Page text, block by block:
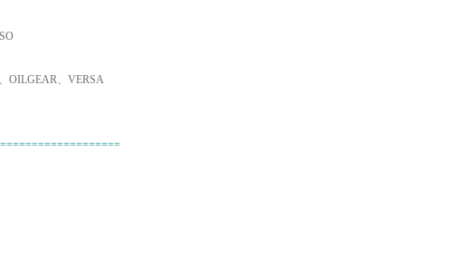
OILGEAR、VERSA